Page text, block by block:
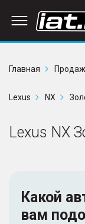
Главная
Lexus NX
Lexus NX
Какой
вам